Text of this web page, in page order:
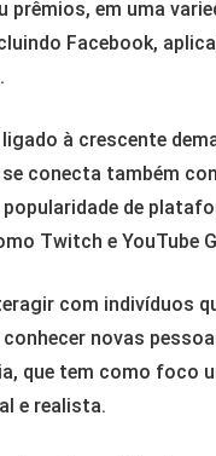
prêmios, em uma
Facebook,
à crescente
se conecta também
de
Twitch e YouTube
com indivíduos
novas
que tem como foco
e realista.